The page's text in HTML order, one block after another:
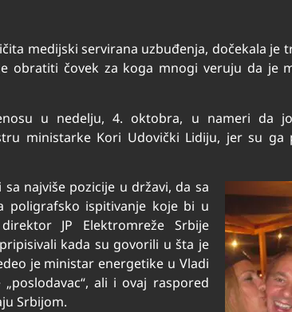
medijski servirana uzbuđenja, dočekala je
obratiti čovek za koga mnogi veruju da je
u nedelju, 4. oktobra, u nameri da
ministarke Kori Udovički Lidiju, jer su ga
najviše pozicije u državi, da sa
poligrafsko ispitivanje koje bi u
JP Elektromreže Srbije
kada su govorili u šta je
je ministar energetike u Vladi
ali i ovaj raspored
Srbijom.